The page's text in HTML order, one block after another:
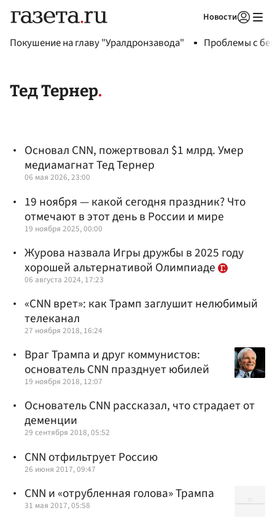
Новости
Покушение на главу "Уралдронзавода" Проблемы с
Тед Тернер
Основал CNN, пожертвовал $1 млрд. Умер
медиамагнат Тед Тернер
06 мая 2026, 23:00
19 ноября — какой сегодня праздник? Что
отмечают в этот день в России и мире
19 ноября 2025, 00:00
Журова назвала Игры дружбы в 2025 году
хорошей альтернативой Олимпиаде
06 августа 2024, 17:23
«CNN врет»: как Трамп заглушит нелюбимый
телеканал
27 ноября 2018, 16:24
Враг Трампа и друг коммунистов:
основатель CNN празднует юбилей
19 ноября 2018, 12:07
Основатель CNN рассказал, что страдает от
деменции
29 сентября 2018, 05:52
CNN отфильтрует Россию
26 июня 2017, 09:47
CNN и «отрубленная голова» Трампа
31 мая 2017, 05:58